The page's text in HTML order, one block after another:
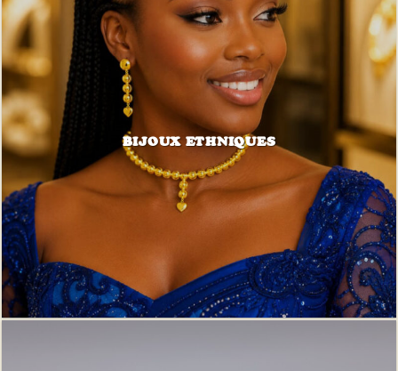
BIJOUX ETHNIQUES